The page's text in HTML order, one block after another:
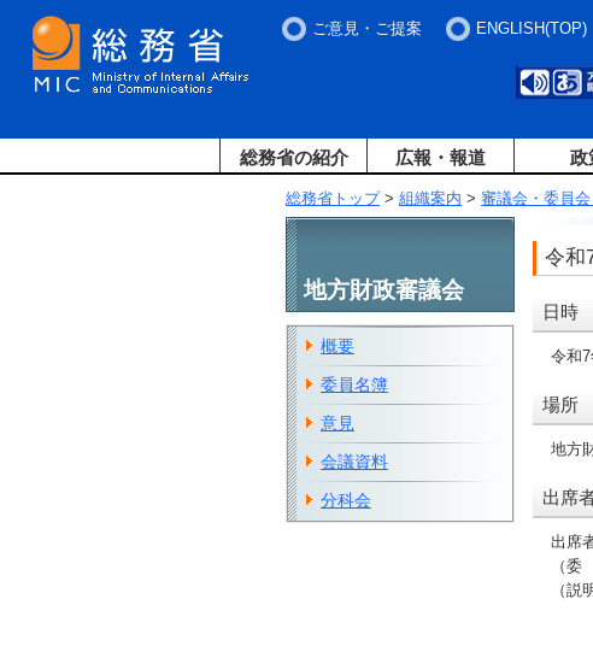
ご意見・ご提案 ENGLISH(TOP)
総務省の紹介 広報・報道 政
総務省トップ> 組織案内 > 審議会・委員
令和
日時
令和
場所
地方
出席
出席
（
（
地方財政審議会
概要
委員名簿
意見
会議資料
分科会